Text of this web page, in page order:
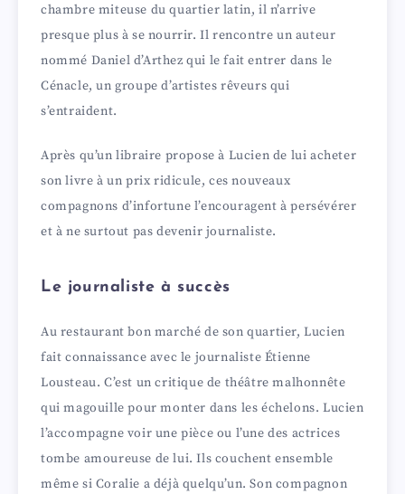
chambre miteuse du quartier latin, il n’arrive
presque plus à se nourrir. Il rencontre un auteur
nommé Daniel d’Arthez qui le fait entrer dans le
Cénacle, un groupe d’artistes rêveurs qui
s’entraident.
Après qu’un libraire propose à Lucien de lui acheter
son livre à un prix ridicule, ces nouveaux
compagnons d’infortune l’encouragent à persévérer
et à ne surtout pas devenir journaliste.
Le journaliste à succès
Au restaurant bon marché de son quartier, Lucien
fait connaissance avec le journaliste Étienne
Lousteau. C’est un critique de théâtre malhonnête
qui magouille pour monter dans les échelons. Lucien
l’accompagne voir une pièce ou l’une des actrices
tombe amoureuse de lui. Ils couchent ensemble
même si Coralie a déjà quelqu’un. Son compagnon